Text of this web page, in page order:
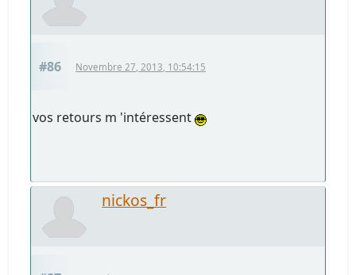
#86 Novembre 27, 2013, 10:54:15
vos retours m 'intéressent
nickos_fr